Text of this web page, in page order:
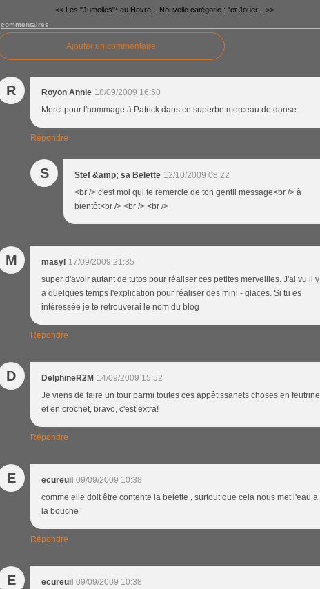
<< Les "Jumelles"* au Havre... Nouvelle catégorie : "et Jouer... >>
commentaires
Ajouter un commentaire
R Royon Annie 18/09/2009 16:50
Merci pour l'hommage à Patrick dans ce superbe morceau de danse.
Répondre
S Stef &amp; sa Belette 12/10/2009 08:22
<br /> c'est moi qui te remercie de ton gentil message<br /> à
bientôt<br /> <br /> <br />
M masyl 17/09/2009 21:35
super d'avoir autant de tutos pour réaliser ces petites merveilles. J'ai vu il y
a quelques temps l'explication pour réaliser des mini - glaces. Si tu es
intéressée je te retrouverai le nom du blog
Répondre
D DelphineR2M 14/09/2009 15:52
Je viens de faire un tour parmi toutes ces appêtissanets choses en feutrine
et en crochet, bravo, c'est extra!
Répondre
E ecureuil 09/09/2009 10:38
comme elle doit être contente la belette , surtout que cela nous met l'eau a
la bouche
Répondre
E ecureuil 09/09/2009 10:38